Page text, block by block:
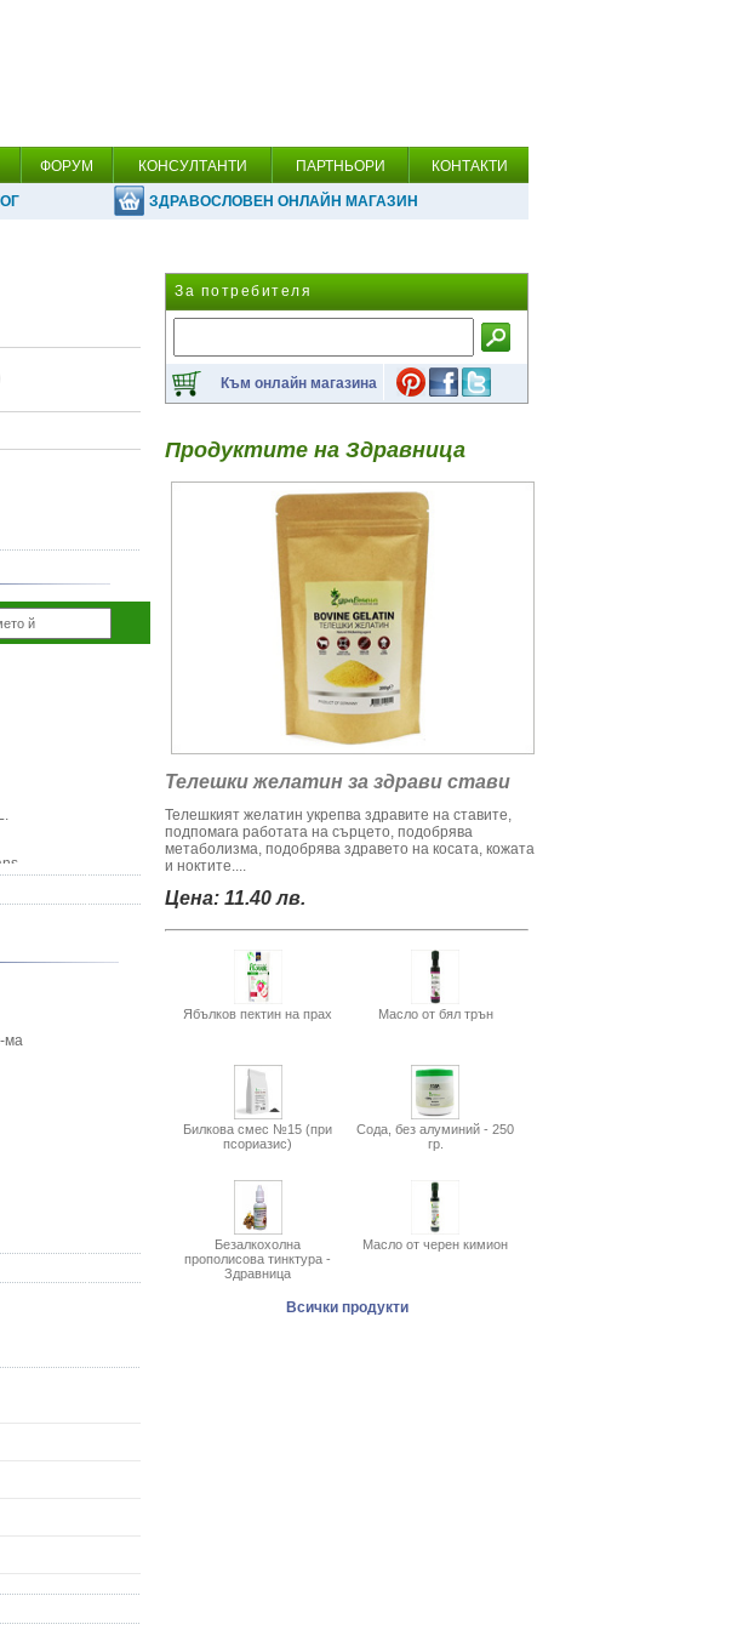
ФОРУМ КОНСУЛТАНТИ ПАРТНЬОРИ КОНТАКТИ
ЗДРАВОСЛОВЕН ОНЛАЙН МАГАЗИН
L.
ма
За потребителя
Към онлайн магазина
Продуктите на Здравница
Телешки желатин за здрави стави
Телешкият желатин укрепва здравите на ставите,
подпомага работата на сърцето, подобрява
метаболизма, подобрява здравето на косата, кожата
и ноктите....
Цена: 11.40 лв.
Ябълков пектин на прах Масло от бял трън
Билкова смес №15 (при
псориазис)
Сода, без алуминий - 250
гр.
Безалкохолна
прополисова тинктура -
Здравница
Масло от черен кимион
Всички продукти